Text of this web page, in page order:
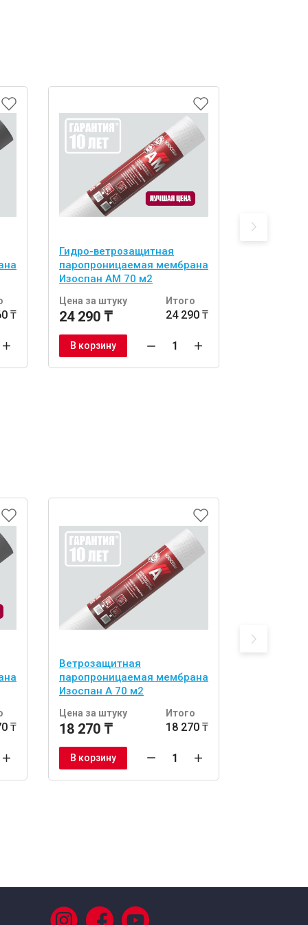
₸
Гидро-ветрозащитная
паропроницаемая мембрана
Изоспан AM 70 м2
Цена за штуку
24 290 ₸
Итого
24 290 ₸
В корзину
₸
Ветрозащитная
паропроницаемая мембрана
Изоспан А 70 м2
Цена за штуку
18 270 ₸
Итого
18 270 ₸
В корзину